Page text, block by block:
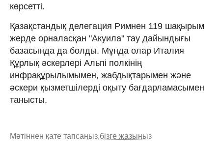
көрсетті.
Қазақстандық делегация Римнен 119 шақырым
жерде орналасқан "Акуила" тау дайындығы
базасында да болды. Мұнда олар Италия
Құрлық әскерлері Альпі полкінің
инфрақұрылымымен, жабдықтарымен және
әскери қызметшілерді оқыту бағдарламасымен
танысты.
Мәтіннен қате тапсаңыз,бізге жазыңыз